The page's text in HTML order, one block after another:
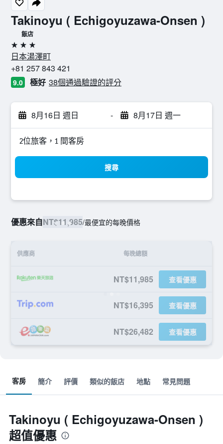
Takinoyu ( Echigoyuzawa-Onsen )
飯店
3星級
日本湯澤町
+81 257 843 421
9.0 極好 38個通過驗證的評分
8月16日 週日 - 8月17日 週一
2位旅客，1 間客房
搜尋
優惠來自NT$11,985/最便宜的每晚價格
供應商 每晚總額
NT$11,985 查看優惠
NT$16,395 查看優惠
NT$26,482 查看優惠
客房 簡介 評價 類似的飯店 地點 常見問題
Takinoyu ( Echigoyuzawa-Onsen )
超值優惠